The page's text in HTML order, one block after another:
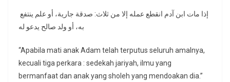
به، أو ولد صالح يدعو له
“Apabila mati anak Adam telah terputus seluruh amalnya,
kecuali tiga perkara : sedekah jariyah, ilmu yang
bermanfaat dan anak yang sholeh yang mendoakan dia.”